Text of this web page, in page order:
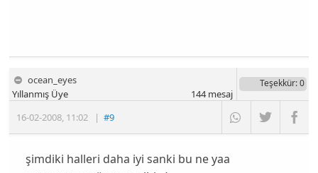
ocean_eyes
16-02-2008, 11:02 |#9
Yıllanmış Üye
Teşekkür: 0
144mesaj
şimdiki halleri daha iyi sanki bu ne yaa